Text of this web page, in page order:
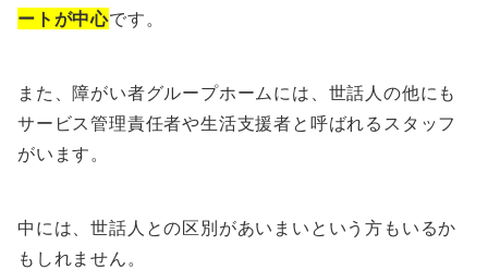
ートが中心です。
また、障がい者グループホームには、世話人の他にも
サービス管理責任者や生活支援者と呼ばれるスタッフ
がいます。
中には、世話人との区別があいまいという方もいるか
もしれません。